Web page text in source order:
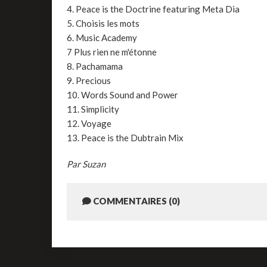
4. Peace is the Doctrine featuring Meta Dia
5. Choisis les mots
6. Music Academy
7 Plus rien ne m'étonne
8. Pachamama
9. Precious
10. Words Sound and Power
11. Simplicity
12. Voyage
13. Peace is the Dubtrain Mix
Par Suzan
COMMENTAIRES (0)